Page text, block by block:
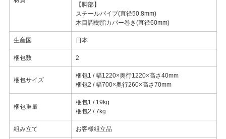
【脚部】
スチールパイプ(直径50.8mm)
木目調樹脂カバー巻き(直径60mm)
生産国 日本
梱包数 2
梱包サイズ
梱包1 / 幅1220×奥行1220×高さ40mm
梱包2 / 幅700×奥行260×高さ70mm
梱包重量
梱包1 / 19kg
梱包2 / 7kg
組み立て お客様組立品